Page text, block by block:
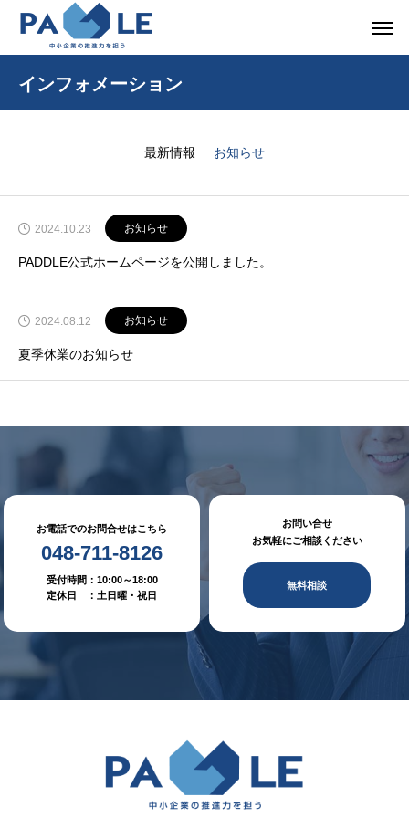
インフォメーション
最新情報 お知らせ
2024.10.23 お知らせ
PADDLE公式ホームページを公開しました。
2024.08.12 お知らせ
夏季休業のお知らせ
お電話でのお問合せはこちら
048-711-8126
受付時間：10:00～18:00
定休日 ：土日曜・祝日
お問い合せ
お気軽にご相談ください
無料相談